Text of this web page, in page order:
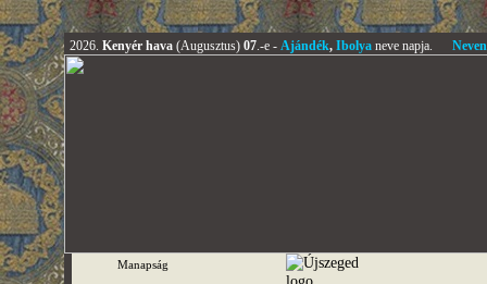
2026. Kenyér hava (Augusztus) 07.-e - Ajándék, Ibolyaneve napja.
Manapság